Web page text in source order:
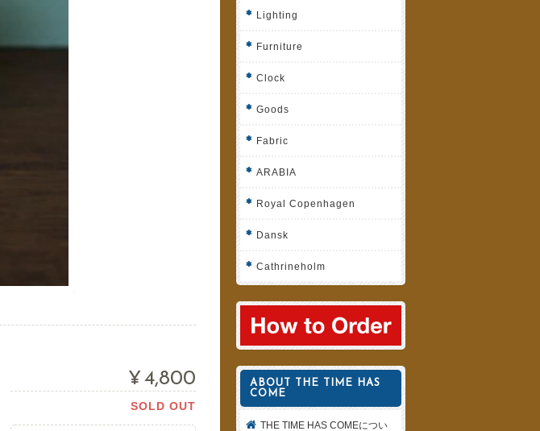
¥4,800
SOLD OUT
Lighting
Furniture
Clock
Goods
Fabric
ARABIA
Royal Copenhagen
Dansk
Cathrineholm
ABOUT THE TIME HAS
COME
THE TIME HAS COMEについ